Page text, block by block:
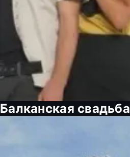
Балканская свадьба